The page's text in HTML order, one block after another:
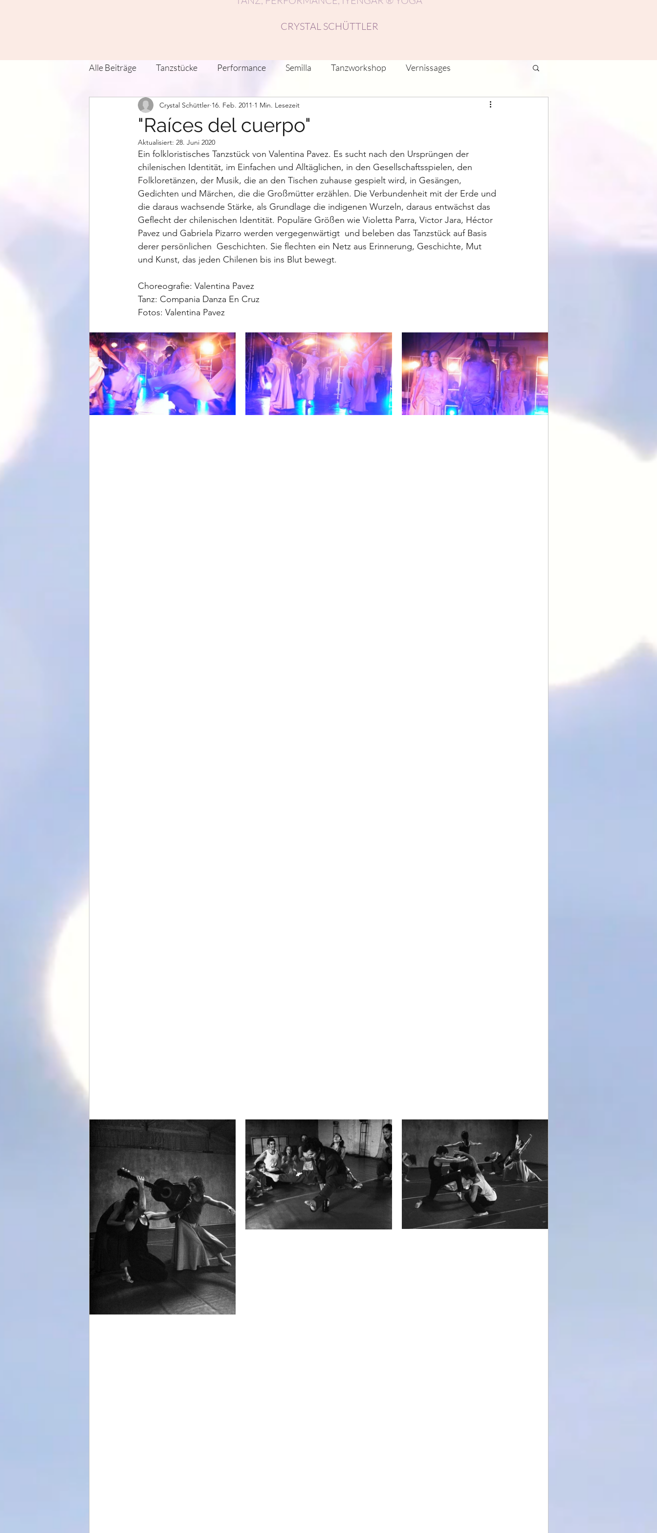
Alle Beiträge Tanzstücke Performance Semilla Tanzworkshop Vernissages
Zeit Tanz Land Verein Künstlerische Reflektionen/Beiträge Yoga
Contact Improvisation Tanz-Residenzen
"Raíces del cuerpo"
Crystal Schüttler 16. Feb. 2011 1 Min. Lesezeit
Aktualisiert: 28. Juni 2020
Ein folkloristisches Tanzstück von Valentina Pavez. Es sucht nach den Ursprüngen der
chilenischen Identität, im Einfachen und Alltäglichen, in den Gesellschaftsspielen, den
Folkloretänzen, der Musik, die an den Tischen zuhause gespielt wird, in Gesängen,
Gedichten und Märchen, die die Großmütter erzählen. Die Verbundenheit mit der Erde und
die daraus wachsende Stärke, als Grundlage die indigenen Wurzeln, daraus entwächst das
Geflecht der chilenischen Identität. Populäre Größen wie Violetta Parra, Victor Jara, Héctor
Pavez und Gabriela Pizarro werden vergegenwärtigt  und beleben das Tanzstück auf Basis
derer persönlichen  Geschichten. Sie flechten ein Netz aus Erinnerung, Geschichte, Mut
und Kunst, das jeden Chilenen bis ins Blut bewegt.
Choreografie: Valentina Pavez
Tanz: Compania Danza En Cruz
Fotos: Valentina Pavez
CRYSTAL SCHÜTTLER